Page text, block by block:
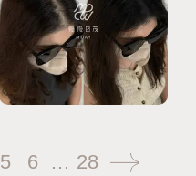
5 6 … 28